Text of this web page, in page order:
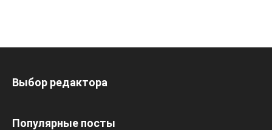
Выбор редактора
Популярные посты